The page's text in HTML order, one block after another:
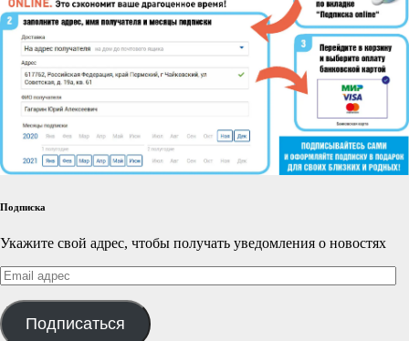
Подписка
Укажите свой адрес, чтобы получать уведомления о новостях
Email
адрес
Подписаться